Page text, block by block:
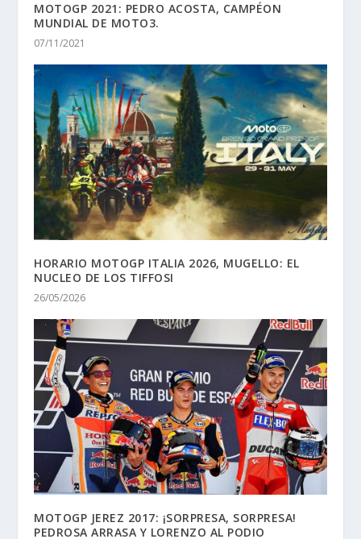
MOTOGP 2021: PEDRO ACOSTA, CAMPÉON
MUNDIAL DE MOTO3.
07/11/2021
HORARIO MOTOGP ITALIA 2026, MUGELLO: EL
NUCLEO DE LOS TIFFOSI
26/05/2026
MOTOGP JEREZ 2017: ¡SORPRESA, SORPRESA!
PEDROSA ARRASA Y LORENZO AL PODIO